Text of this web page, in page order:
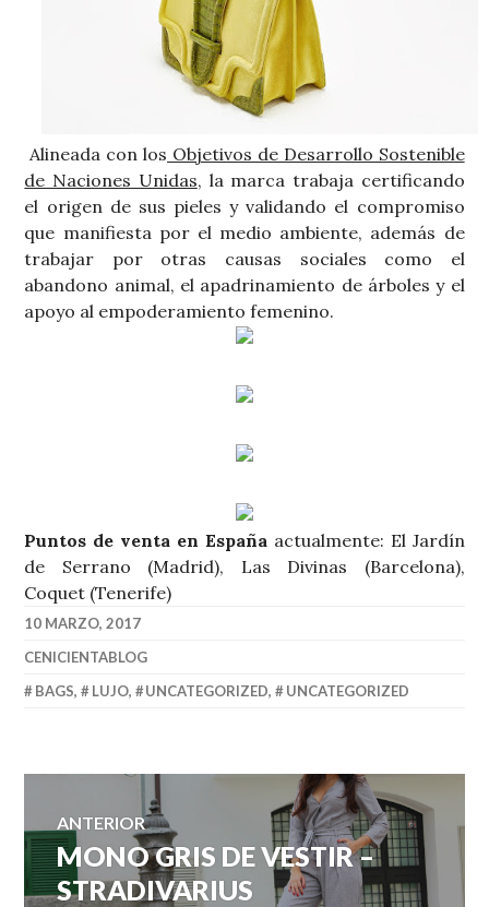
Alineada con los Objetivos de Desarrollo Sostenible
de Naciones Unidas, la marca trabaja certificando
el origen de sus pieles y validando el compromiso
que manifiesta por el medio ambiente, además de
trabajar por otras causas sociales como el
abandono animal, el apadrinamiento de árboles y el
apoyo al empoderamiento femenino.
Puntos de venta en España actualmente: El Jardín
de Serrano (Madrid), Las Divinas (Barcelona),
Coquet (Tenerife)
10 MARZO, 2017
CENICIENTABLOG
BAGS, LUJO, UNCATEGORIZED, UNCATEGORIZED
Navegación
de
ANTERIOR
Entrada
anterior:
MONO GRIS DE VESTIR –
STRADIVARIUS